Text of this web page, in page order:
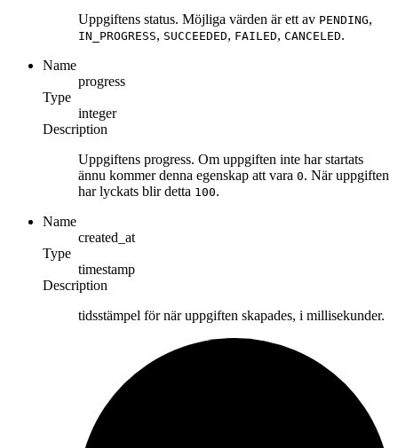
Uppgiftens status. Möjliga värden är ett av PENDING,
IN_PROGRESS, SUCCEEDED, FAILED, CANCELED.
Name
progress
Type
integer
Description
Uppgiftens progress. Om uppgiften inte har startats
ännu kommer denna egenskap att vara 0. När uppgiften
har lyckats blir detta 100.
Name
created_at
Type
timestamp
Description
tidsstämpel för när uppgiften skapades, i millisekunder.